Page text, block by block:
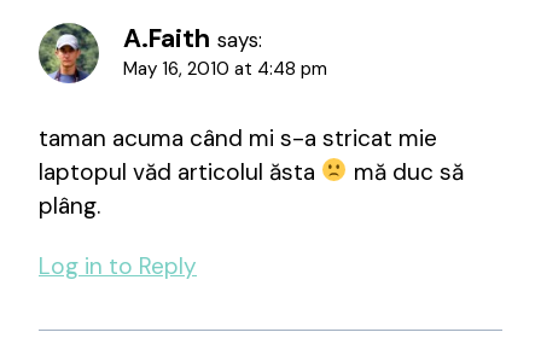
A.Faith says:
May 16, 2010 at 4:48 pm
taman acuma când mi s-a stricat mie
laptopul văd articolul ăsta
mă duc să
plâng.
Log in to Reply